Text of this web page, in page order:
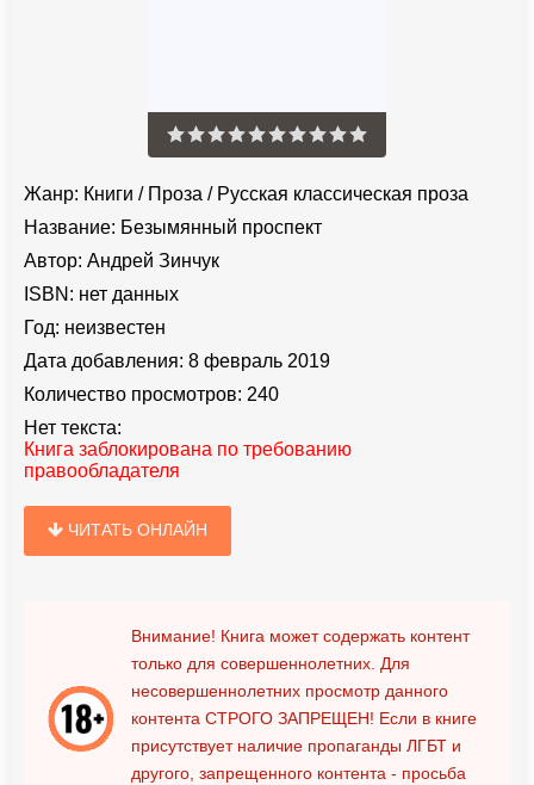
Жанр: Книги / Проза / Русская классическая проза
Название: Безымянный проспект
Автор: Андрей Зинчук
ISBN: нет данных
Год: неизвестен
Дата добавления: 8 февраль 2019
Количество просмотров: 240
Нет текста:
Книга заблокирована по требованию
правообладателя
ЧИТАТЬ ОНЛАЙН
Внимание! Книга может содержать контент
только для совершеннолетних. Для
несовершеннолетних просмотр данного
контента СТРОГО ЗАПРЕЩЕН! Если в книге
присутствует наличие пропаганды ЛГБТ и
другого, запрещенного контента - просьба